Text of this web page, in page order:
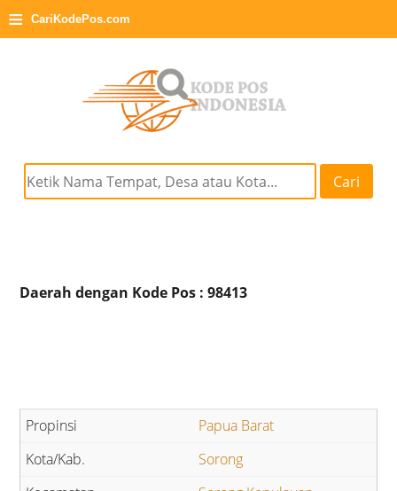
≡ CariKodePos.com
Cari
Daerah dengan Kode Pos : 98413
Papua Barat
Sorong